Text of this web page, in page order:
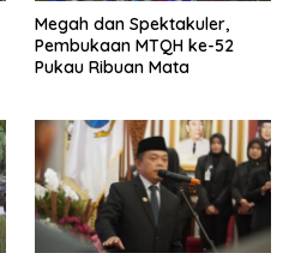
Megah dan Spektakuler,
Pembukaan MTQH ke-52
Pukau Ribuan Mata